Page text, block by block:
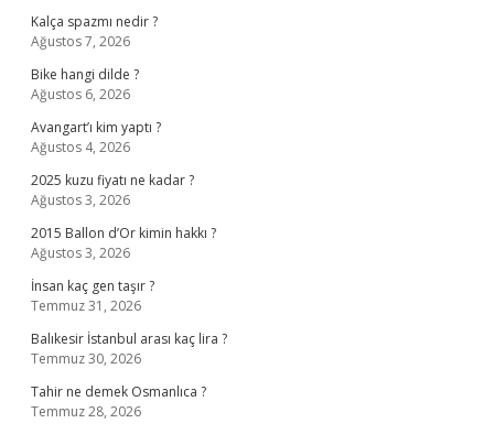
Kalça spazmı nedir ?
Ağustos 7, 2026
Bike hangi dilde ?
Ağustos 6, 2026
Avangart’ı kim yaptı ?
Ağustos 4, 2026
2025 kuzu fiyatı ne kadar ?
Ağustos 3, 2026
2015 Ballon d’Or kimin hakkı ?
Ağustos 3, 2026
İnsan kaç gen taşır ?
Temmuz 31, 2026
Balıkesir İstanbul arası kaç lira ?
Temmuz 30, 2026
Tahir ne demek Osmanlıca ?
Temmuz 28, 2026